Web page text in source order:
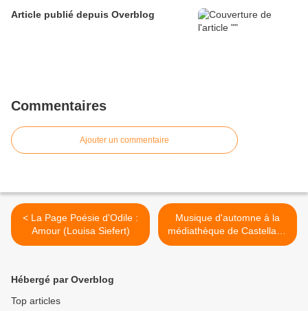
Article publié depuis Overblog
Commentaires
Ajouter un commentaire
< La Page Poésie d'Odile :
Amour (Louisa Siefert)
Musique d'automne à la
médiathèque de Castellane
et les rendez vous de
Hébergé par Overblog
Top articles